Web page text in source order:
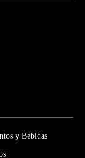
y Bebidas